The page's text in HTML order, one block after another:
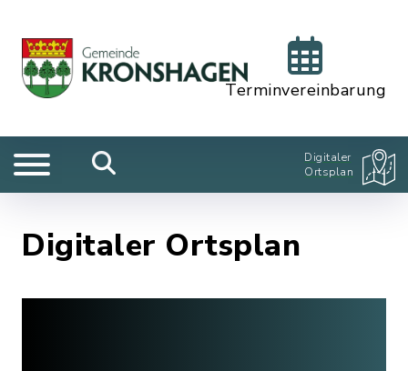
Terminvereinbarung
Digitaler
Ortsplan
Digitaler Ortsplan